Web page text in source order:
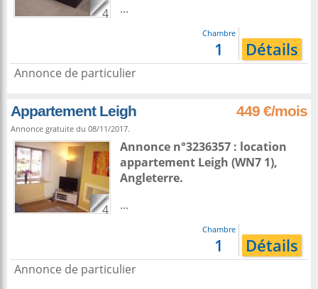
4
...
Chambre
1 Détails
Annonce de particulier
Appartement Leigh 449 €/mois
Annonce gratuite du 08/11/2017.
4
Annonce n°3236357 : location
appartement Leigh (WN7 1),
Angleterre.
...
Chambre
1 Détails
Annonce de particulier